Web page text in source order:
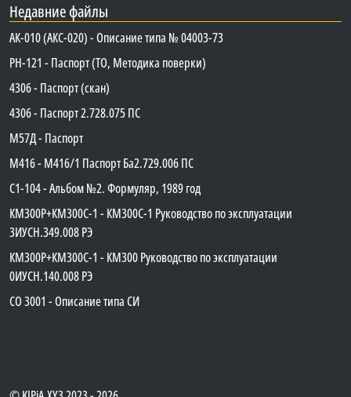
Недавние файлы
АК-010 (АКС-020) - Описание типа № 04003-73
PH-121 - Паспорт (ТО, Методика поверки)
4306 - Паспорт (скан)
4306 - Паспорт 2.728.075 ПС
М57Д - Паспорт
М416 - М416/1 Паспорт Ба2.729.006 ПС
C1-104 - Альбом №2. Формуляр, 1989 год
КМ300Р+КМ300С-1 - КМ300C-1 Руководство по эксплуатации
3ИУСН.349.008 РЭ
КМ300Р+КМ300С-1 - КМ300 Руководство по эксплуатации
0ИУСН.140.008 РЭ
СО 3001 - Описание типа СИ